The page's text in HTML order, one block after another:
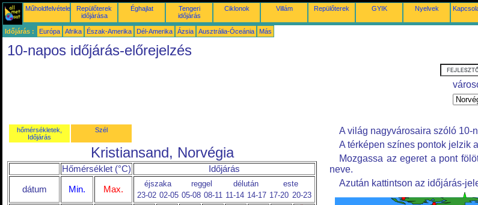
Műholdfelvételek
Repülőterek
időjárása
Éghajlat
Tengeri
időjárás
Ciklonok Villám Repülőterek GYIK Nyelvek
Időjárás : Európa Afrika Észak-Amerika Dél-Amerika Ázsia Ausztrália-Óceánia Más
10-napos időjárás-előrejelzés
hőmérsékletek,
Időjárás
Szél
Kristiansand, Norvégia
Hőmérséklet (°C) Időjárás
dátum Min. Max.
éjszaka reggel délután
este
23-02 02-05 05-08 08-11 11-14 14-17 17-20 20-23
A világ nagyvárosaira szóló 10-
A térképen színes pontok jelzik
Mozgassa az egeret a pont
neve.
Azután kattintson az időjárás-